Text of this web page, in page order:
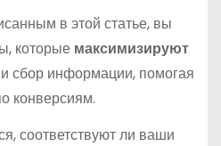
в этой статье, вы
которые максимизируют
сбор информации, помогая
конверсиям.
соответствуют ли ваши